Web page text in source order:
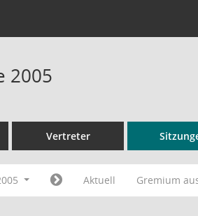
2005
Vertreter
Aktuell Gremium